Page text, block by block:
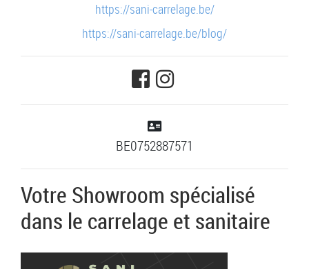
https://sani-carrelage.be/
https://sani-carrelage.be/blog/
BE0752887571
Votre Showroom spécialisé
dans le carrelage et sanitaire